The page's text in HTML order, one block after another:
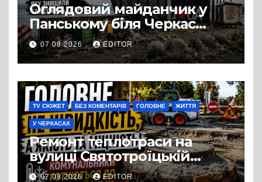
Оглядовий майданчик у
Панському біля Черкас
перетворився на занедбане
сміттєзвалище
07.08.2026 EDITOR
TV СЮЖЕТ БЕЗ КОМЕНТАРІВ ГОЛОВНЕ ЖИТТЯ
У ЧЕРКАСАХ
Ремонт теплотраси на
вулиці Святотроїцькій
затягнувся порівняно із
07.08.2026 EDITOR